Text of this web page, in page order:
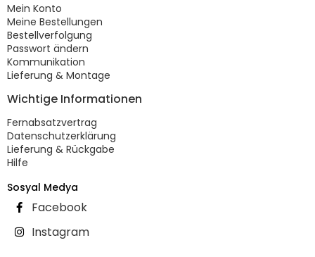
Mein Konto
Meine Bestellungen
Bestellverfolgung
Passwort ändern
Kommunikation
Lieferung & Montage
Wichtige Informationen
Fernabsatzvertrag
Datenschutzerklärung
Lieferung & Rückgabe
Hilfe
Sosyal Medya
Facebook
Instagram